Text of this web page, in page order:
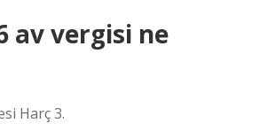
av vergisi ne
Harç 3.